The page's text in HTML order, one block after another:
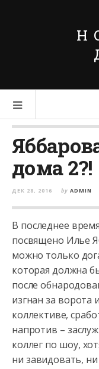
дома 2?!
ДЕК 28, 2016 by ADMIN
В последнее
посвящено Илье
можно только
которая должна
после
изгнан за ворота
коллективе,
напротив –
коллег по шоу,
ни завидовать,